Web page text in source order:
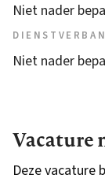
Niet nader
Niet nader
Vacature
Deze vacature